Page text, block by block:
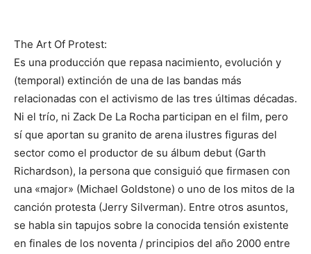
The Art Of Protest:
Es una producción que repasa nacimiento, evolución y
(temporal) extinción de una de las bandas más
relacionadas con el activismo de las tres últimas décadas.
Ni el trío, ni Zack De La Rocha participan en el film, pero
sí que aportan su granito de arena ilustres figuras del
sector como el productor de su álbum debut (Garth
Richardson), la persona que consiguió que firmasen con
una «major» (Michael Goldstone) o uno de los mitos de la
canción protesta (Jerry Silverman). Entre otros asuntos,
se habla sin tapujos sobre la conocida tensión existente
en finales de los noventa / principios del año 2000 entre